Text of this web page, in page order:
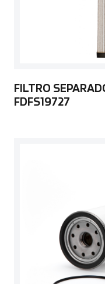
FILTRO
FDFS19727